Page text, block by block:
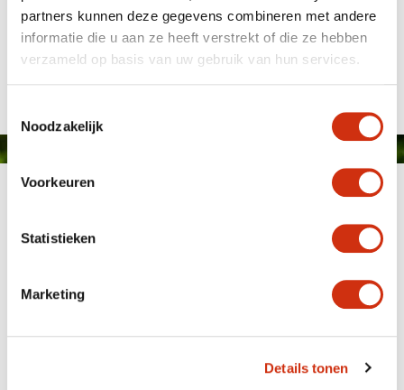
partners kunnen deze gegevens combineren met andere
informatie die u aan ze heeft verstrekt of die ze hebben
verzameld op basis van uw gebruik van hun services.
Noodzakelijk
Voorkeuren
Statistieken
Marketing
Details tonen
Salm Boskoop
Gepubliceerd op: 3 september 2019